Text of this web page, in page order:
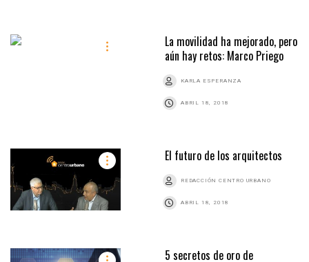
La movilidad ha mejorado, pero
aún hay retos: Marco Priego
KARLA ESPERANZA
ABRIL 18, 2018
El futuro de los arquitectos
REDACCIÓN CENTRO URBANO
ABRIL 18, 2018
5 secretos de oro de